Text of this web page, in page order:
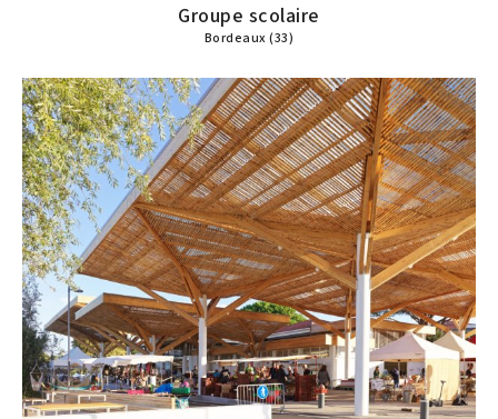
Groupe scolaire
Bordeaux (33)